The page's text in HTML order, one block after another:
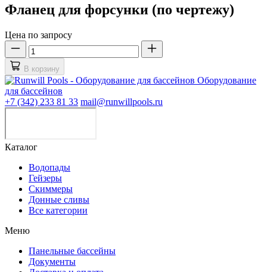
Фланец для форсунки (по чертежу)
Цена по запросу
В корзину
Оборудование
для бассейнов
+7 (342) 233 81 33 mail@runwillpools.ru
Каталог
Водопады
Гейзеры
Скиммеры
Донные сливы
Все категории
Меню
Панельные бассейны
Документы